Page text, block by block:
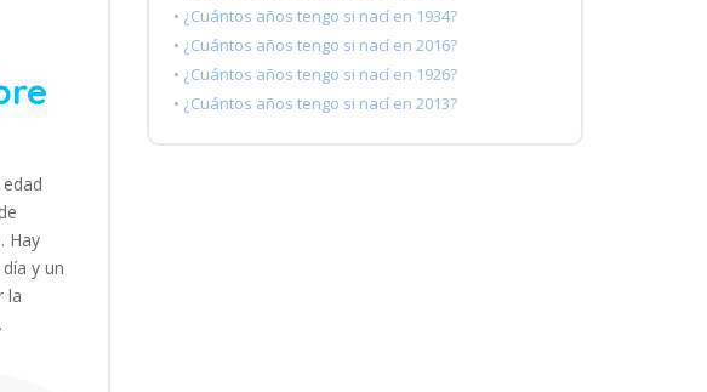
Hay
y un
la
• ¿Cuántos años tengo si nací en 1934?
• ¿Cuántos años tengo si nací en 2016?
• ¿Cuántos años tengo si nací en 1926?
• ¿Cuántos años tengo si nací en 2013?